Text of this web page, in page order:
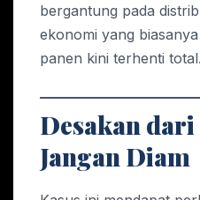
bergantung pada
ekonomi yang
panen kini terhenti total.
Desakan
Jangan Diam